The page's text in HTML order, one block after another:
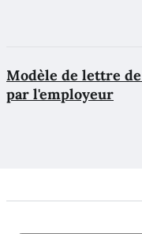
Modèle de lettre
par l'employeur